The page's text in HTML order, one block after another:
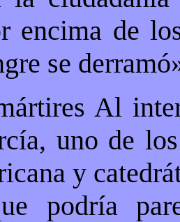
encima de
se
Al
uno de
y
podría